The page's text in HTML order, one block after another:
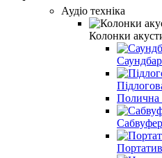
Аудіо техніка
Колонки
Полична